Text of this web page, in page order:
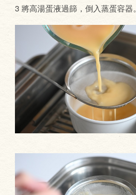
3 將高湯蛋液過篩，倒入蒸蛋容器。